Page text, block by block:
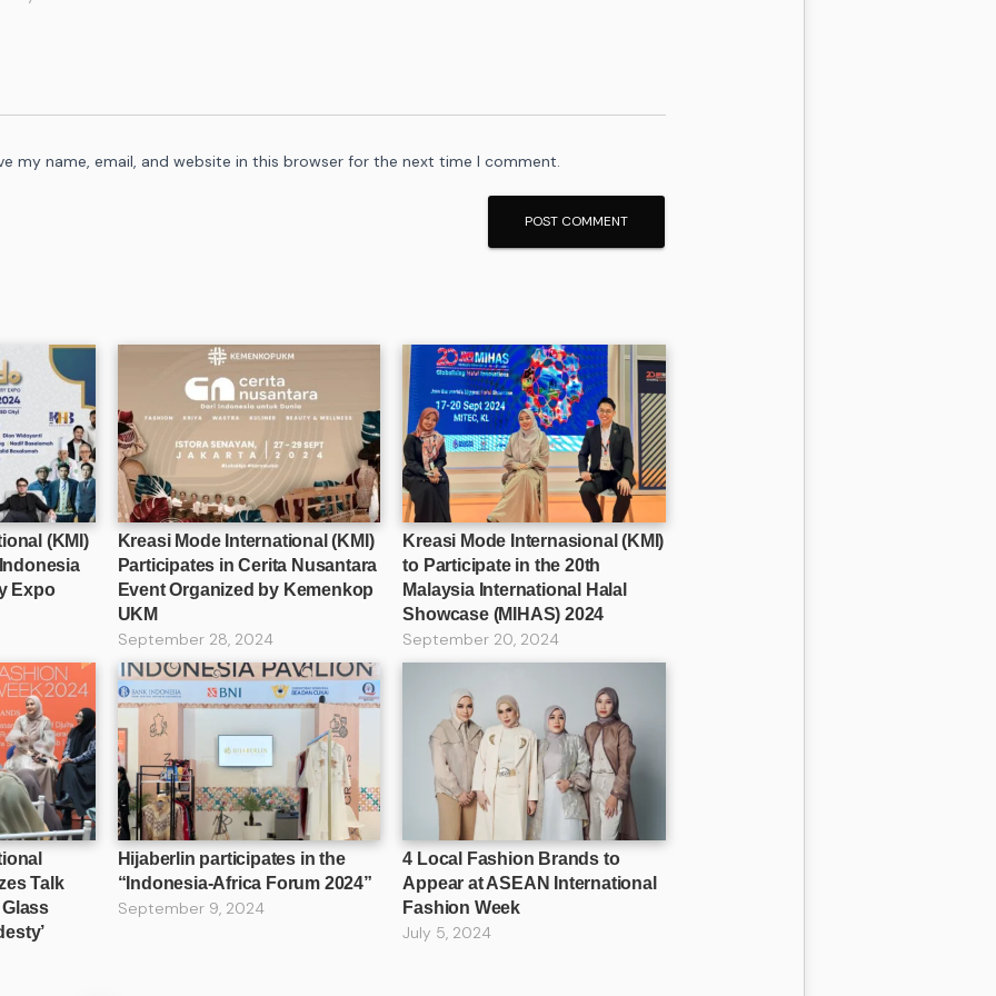
my name, email, and website in this browser for the next time I comment.
(KMI)
Expo
Kreasi Mode International (KMI)
Participates in Cerita Nusantara
Event Organized by Kemenkop
UKM
September 28, 2024
Kreasi Mode Internasional (KMI)
to Participate in the 20th
Malaysia International Halal
Showcase (MIHAS) 2024
September 20, 2024
Talk
Hijaberlin participates in the
“Indonesia-Africa Forum 2024”
September 9, 2024
4 Local Fashion Brands to
Appear at ASEAN International
Fashion Week
July 5, 2024